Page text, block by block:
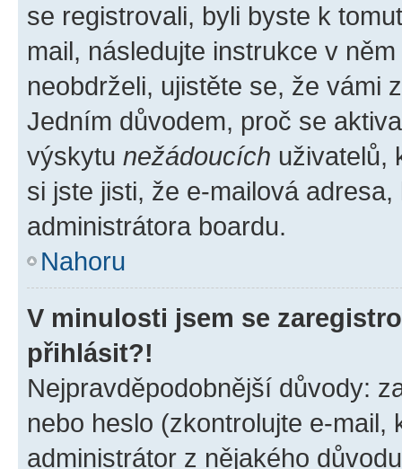
se registrovali, byli byste k
mail, následujte instrukce v
neobdrželi, ujistěte se, že vámi
Jedním důvodem, proč se
výskytu nežádoucích uživatelů,
si jste jisti, že e-mailová
administrátora boardu.
Nahoru
V minulosti jsem se
přihlásit?!
Nejpravděpodobnější důvody:
nebo heslo (zkontrolujte e-
administrátor z nějakého